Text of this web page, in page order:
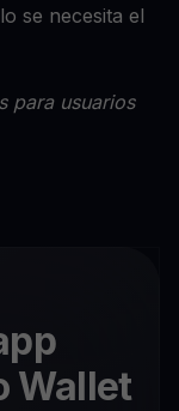
se necesita el
para usuarios
Wallet